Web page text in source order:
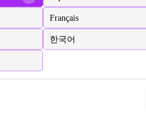
Français
한국어